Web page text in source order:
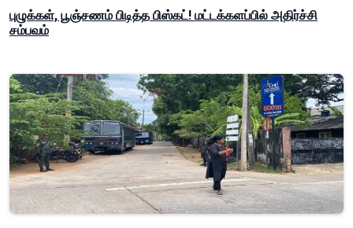
புழுக்கள், பூஞ்சணம் பிடித்த பிஸ்கட்! மட்டக்களப்பில் அதிர்ச்சி
சம்பவம்